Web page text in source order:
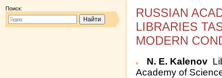
Поиск:
RUSSIAN
LIBRARIES
MODERN
N. E. Kalenov
Academy of